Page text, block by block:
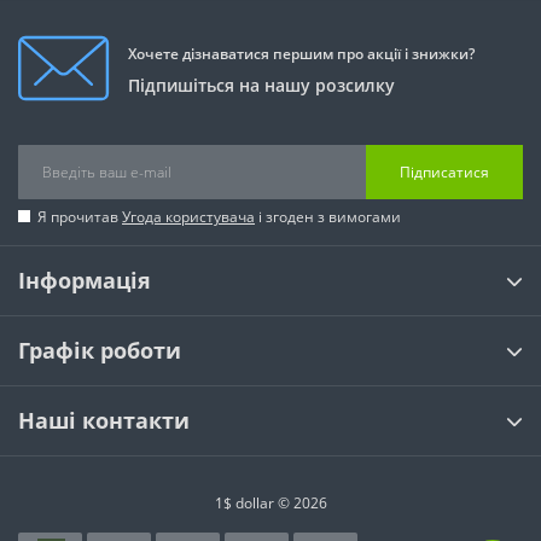
Хочете дізнаватися першим про акції і знижки?
Підпишіться на нашу розсилку
Підписатися
Я прочитавУгода користувача і згоден з вимогами
Інформація
Графік роботи
Наші контакти
1$ dollar © 2026